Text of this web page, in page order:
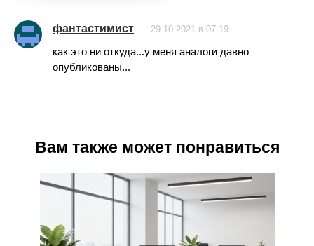
фантастимист 29.10.2021 в 07:19
как это ни откуда...у меня аналоги давно
опубликованы...
Вам также может понравиться